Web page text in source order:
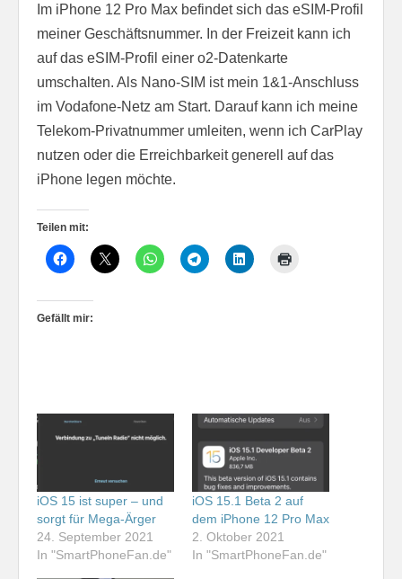
Im iPhone 12 Pro Max befindet sich das eSIM-Profil
meiner Geschäftsnummer. In der Freizeit kann ich
auf das eSIM-Profil einer o2-Datenkarte
umschalten. Als Nano-SIM ist mein 1&1-Anschluss
im Vodafone-Netz am Start. Darauf kann ich meine
Telekom-Privatnummer umleiten, wenn ich CarPlay
nutzen oder die Erreichbarkeit generell auf das
iPhone legen möchte.
Teilen mit:
Gefällt mir:
iOS 15 ist super – und
sorgt für Mega-Ärger
24. September 2021
In "SmartPhoneFan.de"
iOS 15.1 Beta 2 auf
dem iPhone 12 Pro Max
2. Oktober 2021
In "SmartPhoneFan.de"